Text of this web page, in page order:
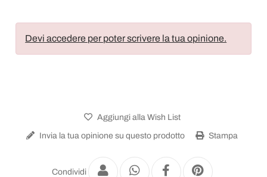
Devi accedere per poter scrivere la tua opinione.
Aggiungi alla Wish List
Invia la tua opinione su questo prodotto Stampa
Condividi